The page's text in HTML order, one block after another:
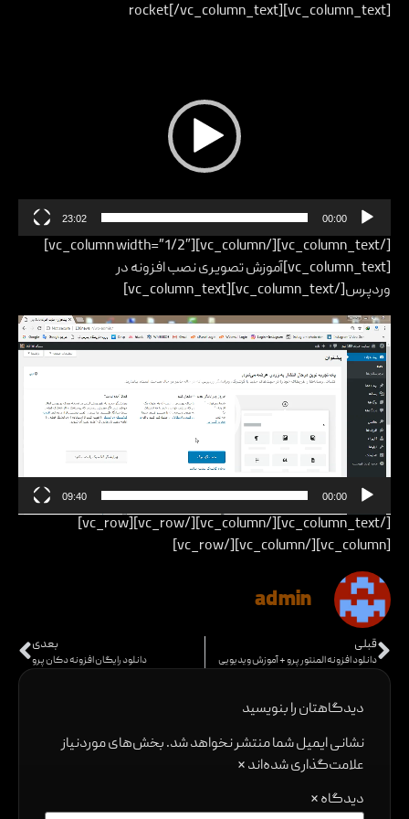
rocket[/vc_column_text][vc_column_text]
00:00
23:02
[/vc_column_text][/vc_column][vc_column width=”1/2″]
[vc_column_text]آموزش تصویری نصب افزونه در
وردپرس[/vc_column_text][vc_column_text]
نمایشگر
ویدیو
00:00
09:40
[/vc_column_text][/vc_column][/vc_row][vc_row]
[vc_column][/vc_column][/vc_row]
admin
قبلی
دانلود افزونه المنتور پرو + آموزش ویدیویی
بعدی
دانلود رایگان افزونه دکان پرو
دیدگاهتان را بنویسید
نشانی ایمیل شما منتشر نخواهد شد.بخش‌های موردنیاز
علامت‌گذاری شده‌اند*
دیدگاه*